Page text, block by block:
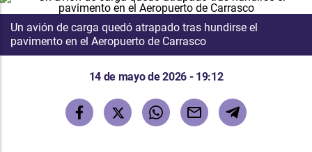
Un avión de carga quedó atrapado tras hundirse el
pavimento en el Aeropuerto de Carrasco
14 de mayo de 2026 - 19:12